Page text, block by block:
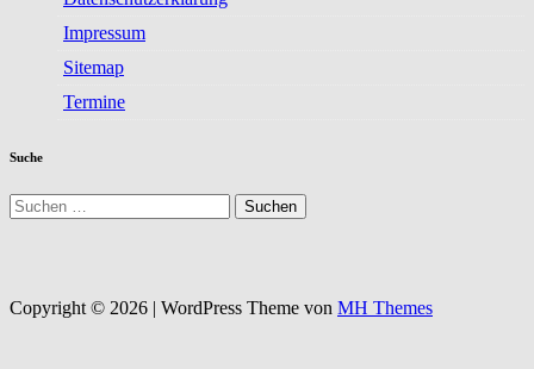
Impressum
Sitemap
Termine
Suche
Suchen
nach:
Copyright © 2026 | WordPress Theme von MH Themes